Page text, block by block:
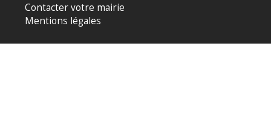
Contacter votre mairie
Mentions légales